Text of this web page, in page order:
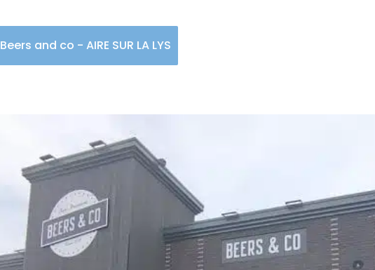
Beers and co - AIRE SUR LA LYS